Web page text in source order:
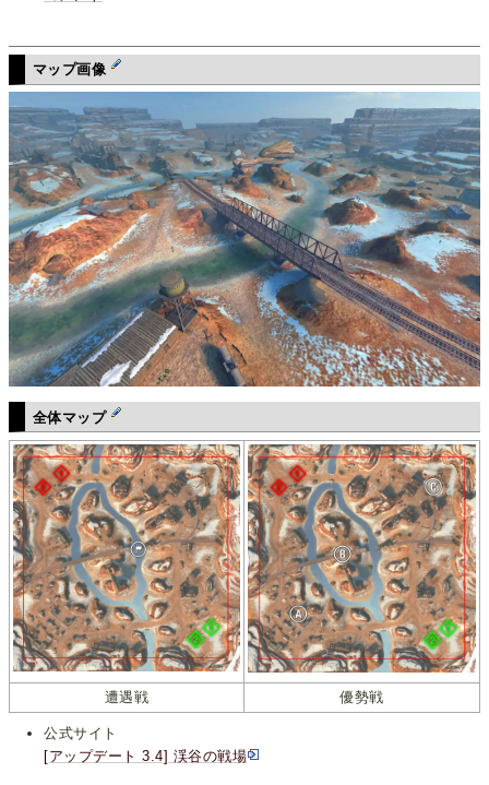
マップ画像
全体マップ
遭遇戦 優勢戦
公式サイト
[アップデート 3.4] 渓谷の戦場